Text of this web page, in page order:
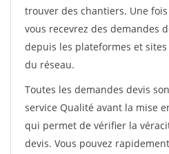
trouver des chantiers. Une
vous recevrez des demandes
depuis les plateformes et
du réseau.
Toutes les demandes devis
service Qualité avant la mise
qui permet de vérifier la
devis. Vous pouvez